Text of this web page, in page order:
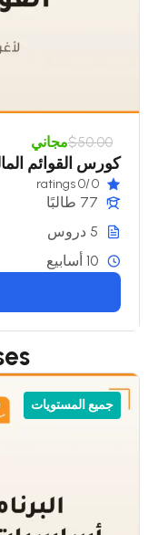
$50.00مجاني
كورس القوائم
0
/0 ratings
77 طالبًا
5 دروس
10 أسابيع
جميع المستويات